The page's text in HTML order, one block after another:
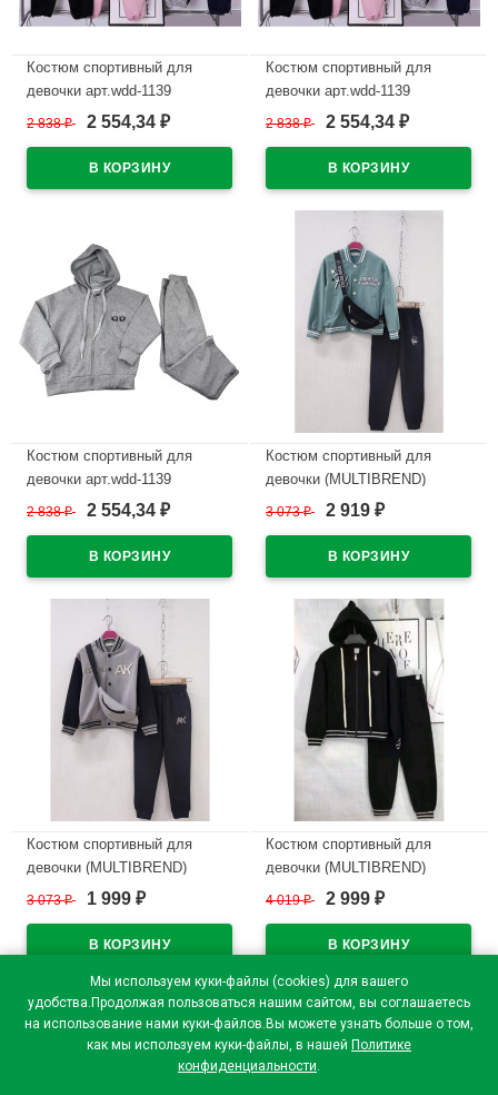
Мы используем куки-файлы (cookies) для вашего
удобства.Продолжая пользоваться нашим сайтом, вы соглашаетесь
на использование нами куки-файлов.Вы можете узнать больше о том,
как мы используем куки-файлы, в нашей Политике
конфиденциальности.
Костюм спортивный для
девочки арт.wdd-1139
трикотажный цвет черный
2 838₽ 2 554,34 ₽
Костюм спортивный для
девочки арт.wdd-1139
трикотажный цвет синий
2 838₽ 2 554,34 ₽
Костюм спортивный для
девочки арт.wdd-1139
трикотажный цвет серый
2 838₽ 2 554,34 ₽
Костюм спортивный для
девочки (MULTIBREND)
арт.dux-1083-4 размер 32/128-
3 073₽ 2 919 ₽
Костюм спортивный для
девочки (MULTIBREND)
арт.dux-1082-1 размер 32/128-
В наличии
3 073₽ 1 999 ₽
Костюм спортивный для
девочки (MULTIBREND)
арт.yb-90386-2 размер 32/128-
В наличии
4 019₽ 2 999 ₽